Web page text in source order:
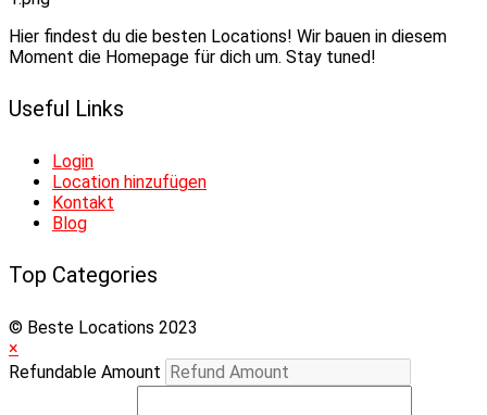
Hier findest du die besten Locations! Wir bauen in diesem
Moment die Homepage für dich um. Stay tuned!
Useful Links
Login
Location hinzufügen
Kontakt
Blog
Top Categories
© Beste Locations 2023
×
Refundable Amount